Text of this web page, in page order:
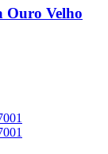
Ouro Velho